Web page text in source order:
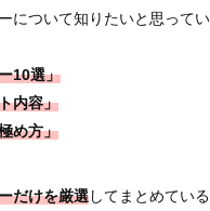
について知りたいと思ってい
10選」
内容」
め方」
だけを厳選してまとめている